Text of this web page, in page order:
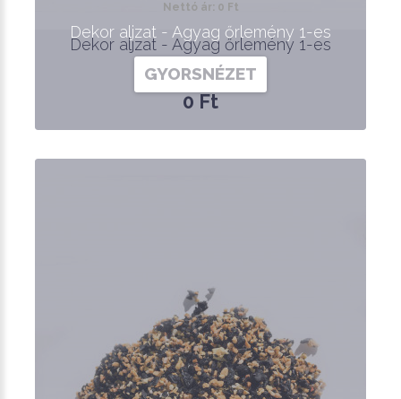
Dekor aljzat - Agyag őrlemény 1-es
0 Ft
Nettó ár: 0 Ft
Dekor aljzat - Agyag őrlemény 1-es
GYORSNÉZET